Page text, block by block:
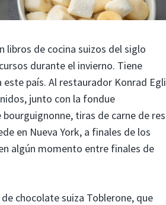
libros de cocina suizos del siglo
durante el invierno. Tiene
país. Al restaurador Konrad Egli
junto con la fondue
tiras de carne de res
en Nueva York, a finales de los
algún momento entre finales de
chocolate suiza Toblerone, que